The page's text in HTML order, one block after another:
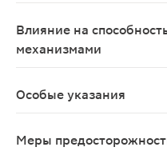
Влияние на
механизмами
Особые указания
Меры